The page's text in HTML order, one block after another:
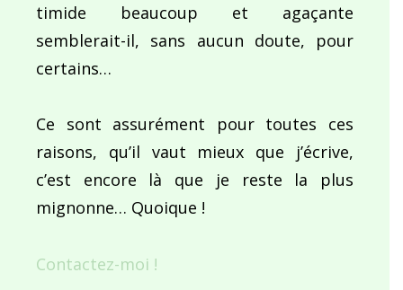
timide beaucoup et agaçante
semblerait-il, sans aucun doute, pour
certains…
Ce sont assurément pour toutes ces
raisons, qu’il vaut mieux que j’écrive,
c’est encore là que je reste la plus
mignonne… Quoique !
Contactez-moi !